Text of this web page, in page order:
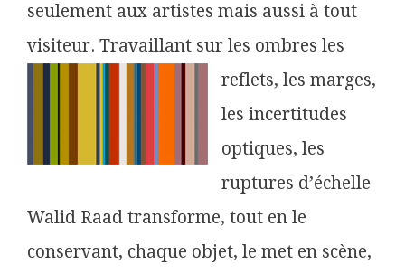
seulement aux artistes mais aussi à tout
visiteur. Travaillant sur les ombres les
reflets, les marges,
les incertitudes
optiques, les
ruptures d’échelle
Walid Raad transforme, tout en le
conservant, chaque objet, le met en scène,